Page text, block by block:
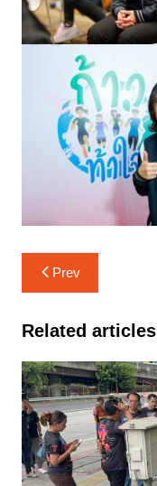
แนะแนว
เรื่อง
Prev
Related articles